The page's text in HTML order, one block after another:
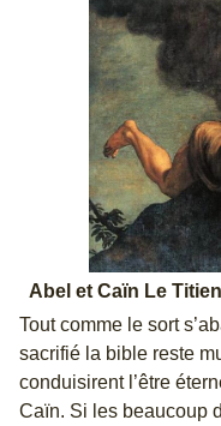
Abel et Caïn Le
Tout comme le sort
sacrifié la bible reste
conduisirent l’être
Caïn. Si les beaucoup